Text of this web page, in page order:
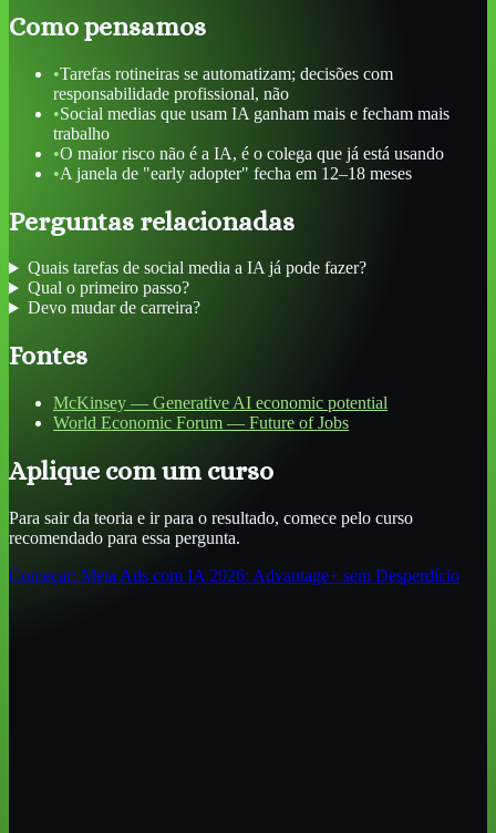
Como pensamos
•Tarefas rotineiras se automatizam; decisões com
responsabilidade profissional, não
•Social medias que usam IA ganham mais e fecham mais
trabalho
•O maior risco não é a IA, é o colega que já está usando
•A janela de "early adopter" fecha em 12–18 meses
Perguntas relacionadas
Quais tarefas de social media a IA já pode fazer?
Qual o primeiro passo?
Devo mudar de carreira?
Fontes
McKinsey — Generative AI economic potential
World Economic Forum — Future of Jobs
Aplique com um curso
Para sair da teoria e ir para o resultado, comece pelo curso
recomendado para essa pergunta.
Começar: Meta Ads com IA 2026: Advantage+ sem Desperdício